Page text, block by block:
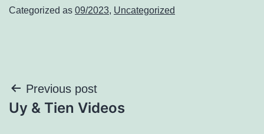
Categorized as 09/2023, Uncategorized
Điều
hướng
Previous post
Uy & Tien Videos